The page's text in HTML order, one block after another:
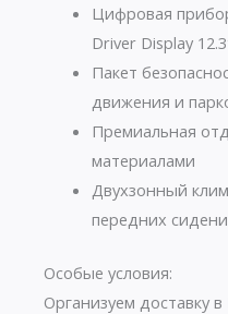
Цифровая
Driver Display
Пакет
движения и
Премиальная
материалами
Двухзонный
передних
Особые условия:
Организуем доставку